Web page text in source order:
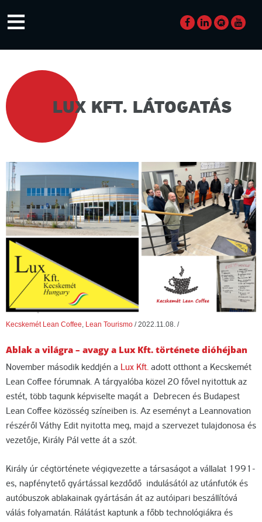
≡
LUX KFT. LÁTOGATÁS
Kecskemét Lean Coffee, Lean Tourismo /2022.11.08. /
Ablak a világra – avagy a Lux Kft. története dióhéjban
November második keddjén a Lux Kft. adott otthont a Kecskemét
Lean Coffee fórumnak. A tárgyalóba közel 20 fővel nyitottuk az
estét, több tagunk képviselte magát a Debrecen és Budapest
Lean Coffee közösség színeiben is. Az eseményt a Leannovation
részéről Váthy Edit nyitotta meg, majd a szervezet tulajdonosa és
vezetője, Király Pál vette át a szót.
Király úr cégtörténete végigvezette a társaságot a vállalat 1991-
es, napfénytető gyártással kezdődő indulásától az utánfutók és
autóbuszok ablakainak gyártásán át az autóipari beszállítóvá
válás folyamatán. Rálátást kaptunk a főbb technológiákra és